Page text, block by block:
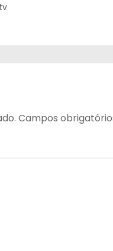
Campos